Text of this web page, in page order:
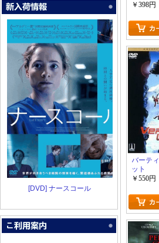
[DVD] ナースコール
￥398円
バーテ
ット
￥550円